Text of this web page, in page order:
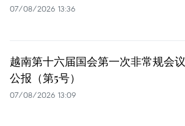
07/08/2026 13:36
越南第十六届国会第一次非常规会议
公报（第5号）
07/08/2026 13:09